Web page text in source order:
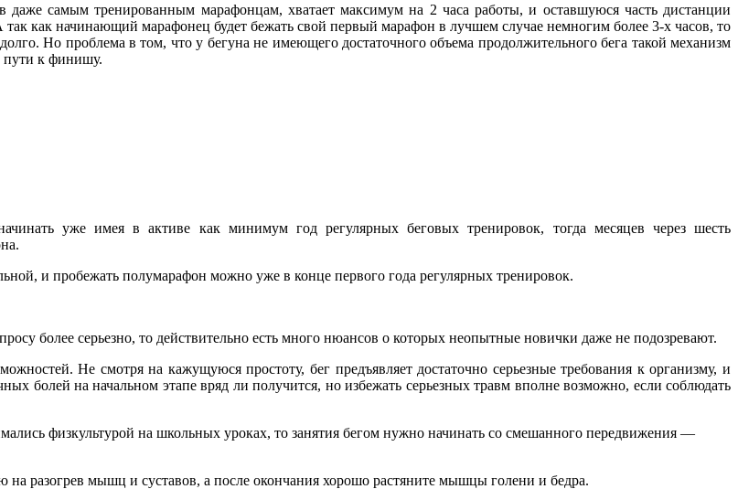
даже самым тренированным марафонцам, хватает максимум на 2 часа работы, и оставшуюся часть дистанции
так как начинающий марафонец будет бежать свой первый марафон в лучшем случае немногим более 3-х часов, то
Но проблема в том, что у бегуна не имеющего достаточного объема продолжительного бега такой механизм
пути к финишу.
уже имея в активе как минимум год регулярных беговых тренировок, тогда месяцев через шесть
и пробежать полумарафон можно уже в конце первого года регулярных тренировок.
более серьезно, то действительно есть много нюансов о которых неопытные новички даже не подозревают.
Не смотря на кажущуюся простоту, бег предъявляет достаточно серьезные требования к организму, и
болей на начальном этапе вряд ли получится, но избежать серьезных травм вполне возможно, если соблюдать
физкультурой на школьных уроках, то занятия бегом нужно начинать со смешанного передвижения —
на разогрев мышц и суставов, а после окончания хорошо растяните мышцы голени и бедра.